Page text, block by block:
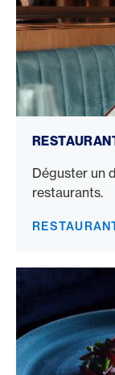
Déguster un
restaurants.